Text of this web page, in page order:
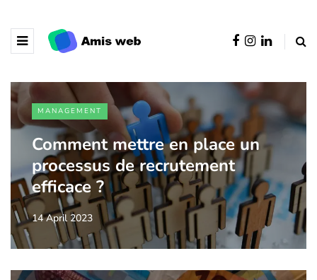
MANAGEMENT
Comment mettre en place un
processus de recrutement
efficace ?
14 April 2023